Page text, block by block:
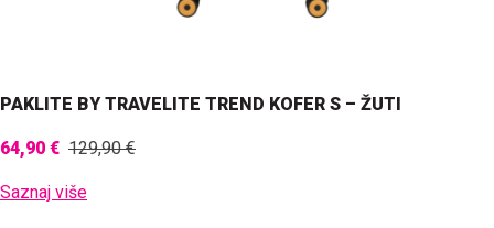
PAKLITE BY TRAVELITE TREND KOFER S – ŽUTI
64,90 € 129,90 €
Saznaj više